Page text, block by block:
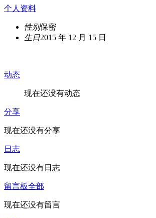
个人资料
性别保密
生日2015 年 12 月 15 日
动态
现在还没有动态
分享
现在还没有分享
日志
现在还没有日志
留言板全部
现在还没有留言